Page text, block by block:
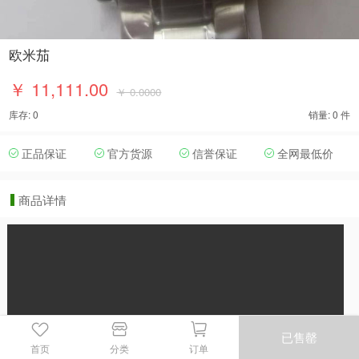
欧米茄
￥ 11,111.00 ￥ 0.0000
库存: 0 销量: 0 件
正品保证 官方货源 信誉保证 全网最低价
商品详情
首页 分类 订单
已售罄